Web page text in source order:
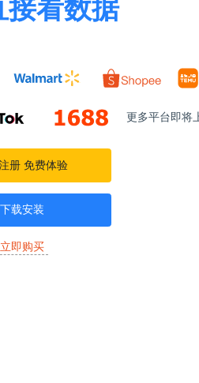
接看数据
更多平台即将
册 免费体验
下载安装
立即购买